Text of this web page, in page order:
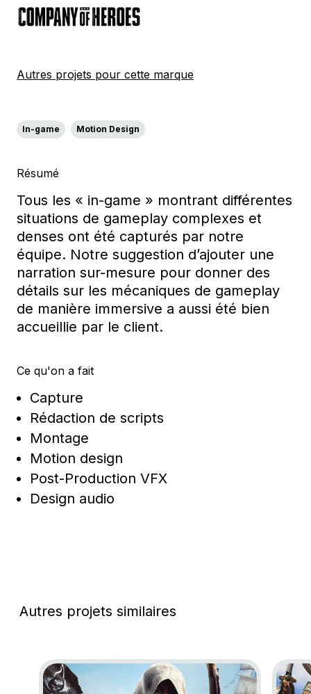
Autres projets pour cette marque
In-game Motion Design
Résumé
Tous les « in-game » montrant différentes
situations de gameplay complexes et
denses ont été capturés par notre
équipe. Notre suggestion d’ajouter une
narration sur-mesure pour donner des
détails sur les mécaniques de gameplay
de manière immersive a aussi été bien
accueillie par le client.
Ce qu'on a fait
Capture
Rédaction de scripts
Montage
Motion design
Post-Production VFX
Design audio
Autres projets similaires
Go to project Assassin’s Creed Black Flag Go to